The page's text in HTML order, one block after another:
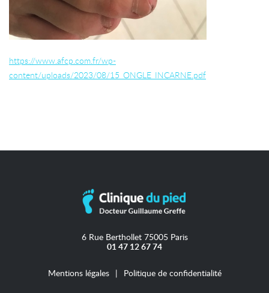
https://www.afcp.com.fr/wp-
content/uploads/2023/08/15_ONGLE_INCARNE.pdf
6 Rue Berthollet 75005 Paris
01 47 12 67 74
Mentions légales Politique de confidentialité